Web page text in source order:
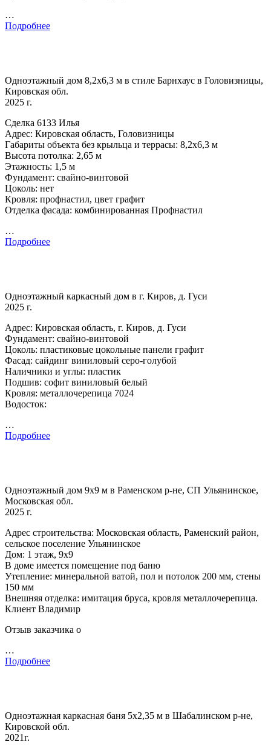
…
Подробнее
Одноэтажный дом 8,2х6,3 м в стиле Барнхаус в Головизницы,
Кировская обл.
2025 г.
Сделка 6133 Илья
Адрес: Кировская область, Головизницы
Габариты объекта без крыльца и террасы: 8,2х6,3 м
Высота потолка: 2,65 м
Этажность: 1,5 м
Фундамент: свайно-винтовой
Цоколь: нет
Кровля: профнастил, цвет графит
Отделка фасада: комбинированная Профнастил
…
Подробнее
Одноэтажный каркасный дом в г. Киров, д. Гуси
2025 г.
Адрес: Кировская область, г. Киров, д. Гуси
Фундамент: свайно-винтовой
Цоколь: пластиковые цокольные панели графит
Фасад: сайдинг виниловый серо-голубой
Наличники и углы: пластик
Подшив: софит виниловый белый
Кровля: металлочерепица 7024
Водосток:
…
Подробнее
Одноэтажный дом 9х9 м в Раменском р-не, СП Ульянинское,
Московская обл.
2025 г.
Адрес строительства: Московская область, Раменский район,
сельское поселение Ульянинское
Дом: 1 этаж, 9х9
В доме имеется помещение под баню
Утепление: минеральной ватой, пол и потолок 200 мм, стены
150 мм
Внешняя отделка: имитация бруса, кровля металлочерепица.
Клиент Владимир
Отзыв заказчика о
…
Подробнее
Одноэтажная каркасная баня 5х2,35 м в Шабалинском р-не,
Кировской обл.
2021г.